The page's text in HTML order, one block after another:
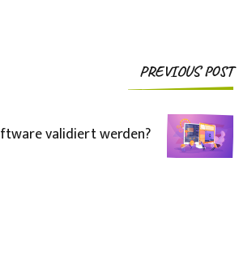
PREVIOUS POST
validiert werden?